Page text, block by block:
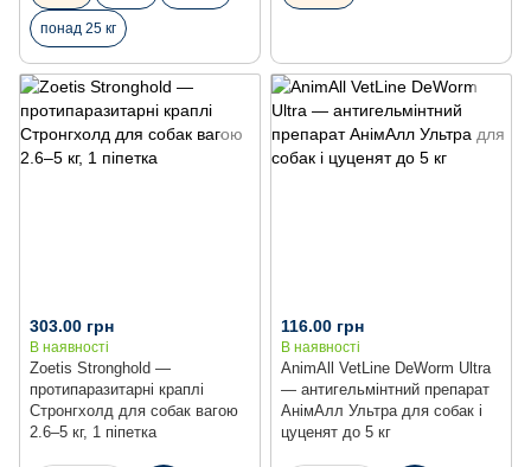
понад 25 кг
Zoetis Stronghold —
протипаразитарні краплі
Стронгхолд для собак вагою
2.6–5 кг, 1 піпетка
303.00 грн
В наявності
AnimAll VetLine DeWorm Ultra
— антигельмінтний препарат
АнімАлл Ультра для собак і
цуценят до 5 кг
116.00 грн
В наявності